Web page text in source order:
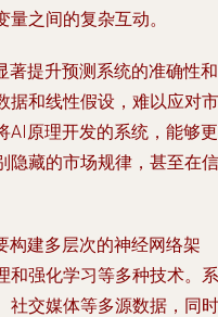
之间的复杂互动。
著提升预测系统的准确性和
据和线性假设，难以应对市
AI原理开发的系统，能够更
隐藏的市场规律，甚至在信
构建多层次的神经网络架
和强化学习等多种技术。系
社交媒体等多源数据，同时